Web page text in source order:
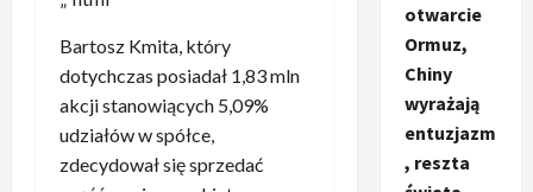
Bartosz Kmita, który
dotychczas posiadał 1,83 mln
akcji stanowiących 5,09%
udziałów w spółce,
zdecydował się sprzedać
otwarcie
Ormuz,
Chiny
wyrażają
entuzjazm
, reszta